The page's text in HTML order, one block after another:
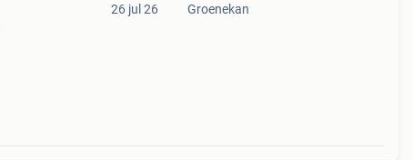
26 jul 26 Groenekan